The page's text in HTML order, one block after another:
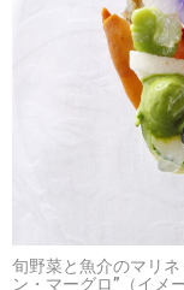
旬野菜と魚介のマリ
ン・マーグロ”（イメー